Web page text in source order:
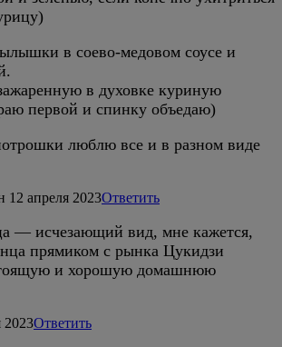
в соево-медовом соусе и
в духовке куриную
первой и спинку объедаю)
люблю все и в разном виде
12 апреля 2023Ответить
— исчезающий вид, мне кажется,
прямиком с рынка Цукидзи
и хорошую домашнюю
2023Ответить